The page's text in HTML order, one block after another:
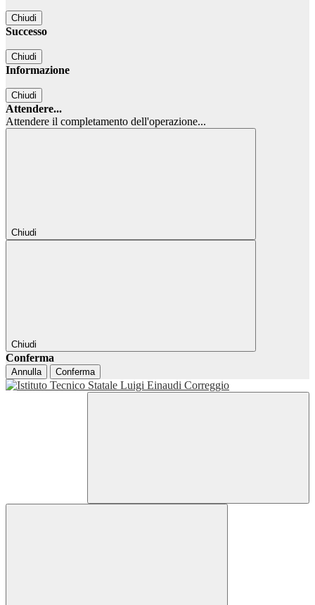
Chiudi
Successo
Chiudi
Informazione
Chiudi
Attendere...
Attendere il completamento dell'operazione...
Chiudi
Chiudi
Conferma
Annulla Conferma